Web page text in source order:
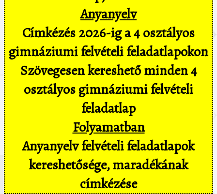
Anyanyelv
Címkézés 2026-ig a 4 osztályos
gimnáziumi felvételi feladatlapokon
Szövegesen kereshető minden 4
osztályos gimnáziumi felvételi
feladatlap
Folyamatban
Anyanyelv felvételi feladatlapok
kereshetősége, maradékának
címkézése